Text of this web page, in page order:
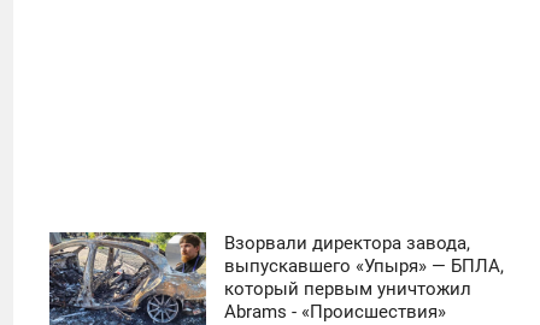
Взорвали директора завода,
выпускавшего «Упыря» — БПЛА,
который первым уничтожил
Abrams - «Происшествия»